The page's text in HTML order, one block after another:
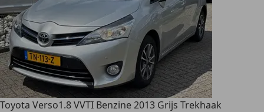
Toyota Verso1.8 VVTI Benzine 2013 Grijs Trekhaak